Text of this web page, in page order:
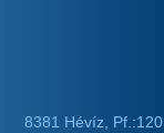
8381 Hévíz, Pf.:120